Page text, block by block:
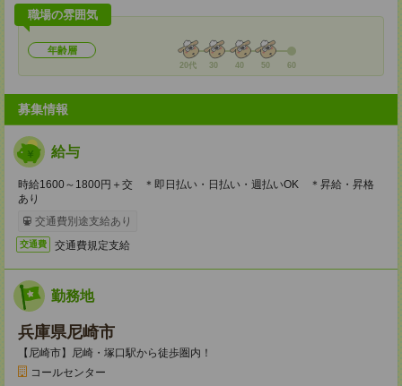
職場の雰囲気
年齢層
20代 30 40 50 60
募集情報
給与
時給1600～1800円＋交 ＊即日払い・日払い・週払いOK ＊昇給・昇格
あり
交通費別途支給あり
交通費 交通費規定支給
勤務地
兵庫県尼崎市
【尼崎市】尼崎・塚口駅から徒歩圏内！
コールセンター